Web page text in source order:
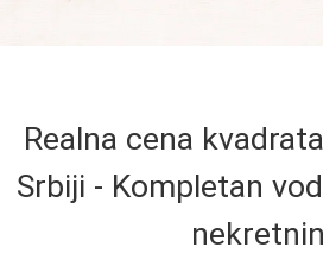
Realna cena
Srbiji - Kompletan